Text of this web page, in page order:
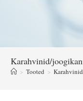
Karahvinid/
> Tooted >